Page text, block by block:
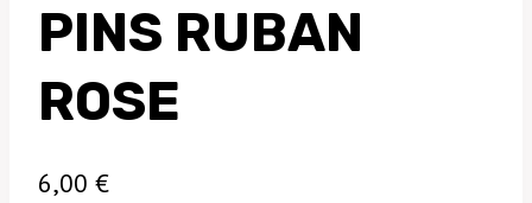
PINS RUBAN
ROSE
6,00 €